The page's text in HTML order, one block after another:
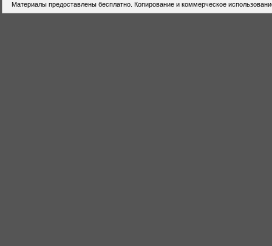
Материалы предоставлены бесплатно. Копирование и коммерческое